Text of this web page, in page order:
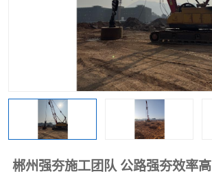
郴州强夯施工团队 公路强夯效率高